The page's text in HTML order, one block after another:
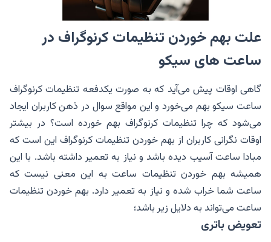
علت بهم خوردن تنظیمات کرنوگراف در
ساعت های سیکو
گاهی اوقات پیش می‌آید که به صورت یکدفعه تنظیمات کرنوگراف
ساعت سیکو بهم می‌خورد و این مواقع سوال در ذهن کاربران ایجاد
می‌شود که چرا تنظیمات کرنوگراف بهم خورده است؟ در بیشتر
اوقات نگرانی کاربران از بهم خوردن تنظیمات کرنوگراف این است که
مبادا ساعت آسیب دیده باشد و نیاز به تعمیر داشته باشد. با این
همیشه بهم خوردن تنظیمات ساعت به این معنی نیست که
ساعت شما خراب شده و نیاز به تعمیر دارد. بهم خوردن تنظیمات
ساعت می‌تواند به دلایل زیر باشد؛
تعویض باتری